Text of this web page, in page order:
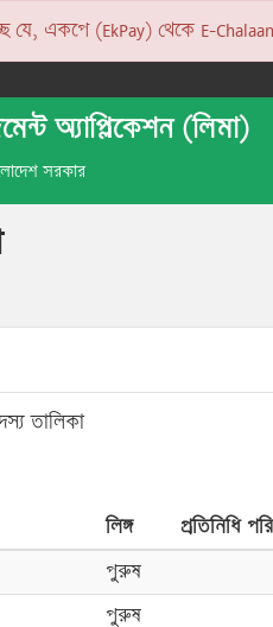
একপে (EkPay) থেকে E-Chalaan
অ্যাপ্লিকেশন (লিমা)
সরকার
তালিকা
লিঙ্গ প্রতিনিধি
পুরুষ
পুরুষ